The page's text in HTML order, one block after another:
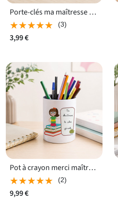
Porte-clés ma maîtresse est géniale
★★★★★
★★★★★ (3)
3,99 €
Pot à crayon merci maîtresse
★★★★★
★★★★★ (2)
9,99 €